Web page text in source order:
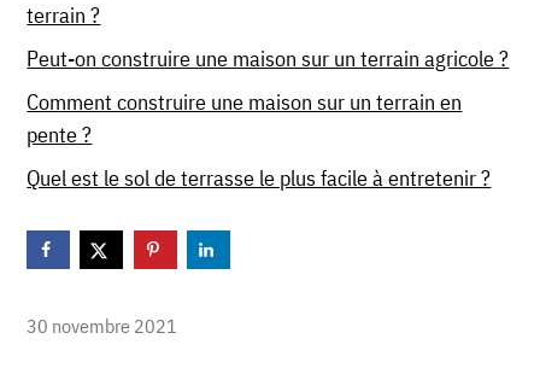
terrain ?
Peut-on construire une maison sur un terrain agricole ?
Comment construire une maison sur un terrain en
pente ?
Quel est le sol de terrasse le plus facile à entretenir ?
30 novembre 2021